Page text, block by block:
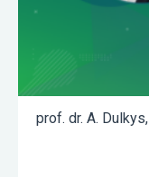
prof. dr. A. Dulkys,